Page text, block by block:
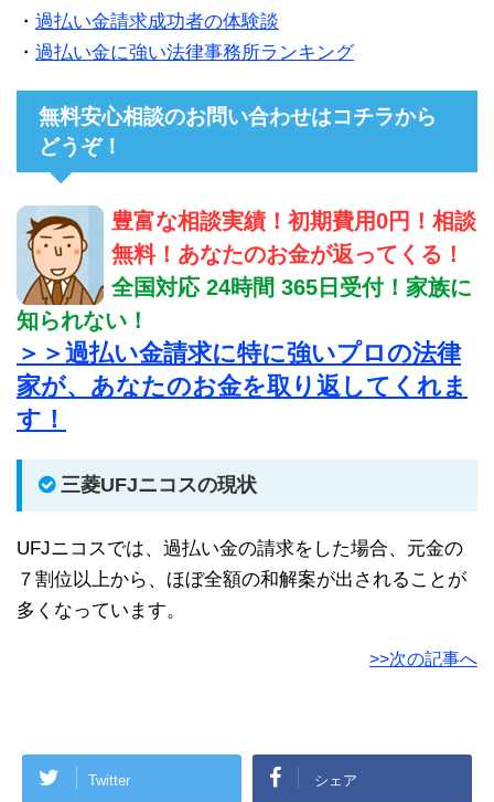
・ 過払い金請求成功者の体験談
・ 過払い金に強い法律事務所ランキング
無料安心相談のお問い合わせはコチラから
どうぞ！
豊富な相談実績！初期費用0円！相談
無料！あなたのお金が返ってくる！
全国対応 24時間 365日受付！家族に
知られない！
＞＞過払い金請求に特に強いプロの法律
家が、あなたのお金を取り返してくれま
す！
三菱UFJニコスの現状
UFJニコスでは、過払い金の請求をした場合、元金の
７割位以上から、ほぼ全額の和解案が出されることが
多くなっています。
>>次の記事へ
Twitter シェア